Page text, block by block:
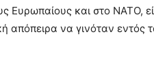
Ευρωπαίους και στο ΝΑΤΟ,
να γινόταν εντός